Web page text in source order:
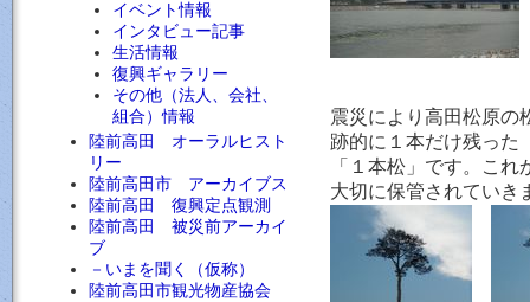
震災により高田松原の
跡的に１本だけ残った
「１本松」です。こ
大切に保管されていき
イベント情報
インタビュー記事
生活情報
復興ギャラリー
その他（法人、会社、
組合）情報
陸前高田 オーラルヒスト
リー
陸前高田市 アーカイブス
陸前高田 復興定点観測
陸前高田 被災前アーカイ
ブ
－いまを聞く（仮称）
陸前高田市観光物産協会